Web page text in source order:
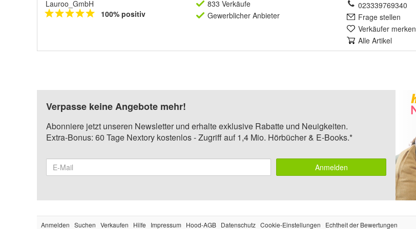
Lauroo_GmbH
100% positiv
833 Verkäufe
Gewerblicher Anbieter
023339769340
Frage stellen
Verkäufer merken
Alle Artikel
Verpasse keine Angebote mehr!
Abonniere jetzt unseren Newsletter und erhalte exklusive Rabatte und Neuigkeiten.
Extra-Bonus: 60 Tage Nextory kostenlos - Zugriff auf 1,4 Mio. Hörbücher & E-Books.*
Anmelden
Anmelden Suchen Verkaufen Hilfe Impressum Hood-AGB Datenschutz Cookie-Einstellungen Echtheit der Bewertungen